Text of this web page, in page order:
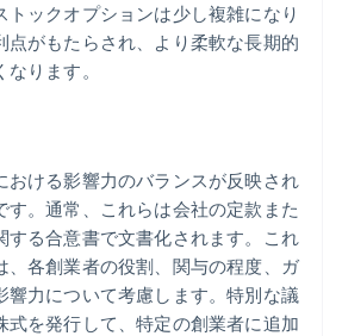
トックオプションは少し複雑になり
点がもたらされ、より柔軟な長期的
ります。
おける影響力のバランスが反映され
す。通常、これらは会社の定款また
する合意書で文書化されます。これ
、各創業者の役割、関与の程度、ガ
響力について考慮します。特別な議
式を発行して、特定の創業者に追加